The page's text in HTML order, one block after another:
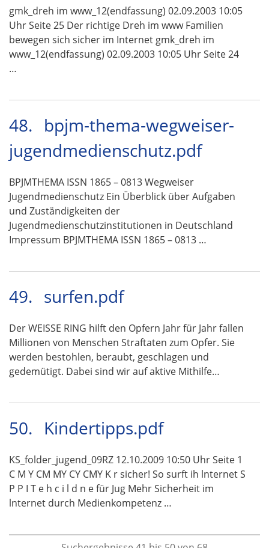
gmk_dreh im www_12(endfassung) 02.09.2003 10:05
Uhr Seite 25 Der richtige Dreh im www Familien
bewegen sich sicher im Internet gmk_dreh im
www_12(endfassung) 02.09.2003 10:05 Uhr Seite 24
…
48. bpjm-thema-wegweiser-
jugendmedienschutz.pdf
BPJMTHEMA ISSN 1865 – 0813 Wegweiser
Jugendmedienschutz Ein Überblick über Aufgaben
und Zuständigkeiten der
Jugendmedienschutzinstitutionen in Deutschland
Impressum BPJMTHEMA ISSN 1865 – 0813 …
49. surfen.pdf
Der WEISSE RING hilft den Opfern Jahr für Jahr fallen
Millionen von Menschen Straftaten zum Opfer. Sie
werden bestohlen, beraubt, geschlagen und
gedemütigt. Dabei sind wir auf aktive Mithilfe…
50. Kindertipps.pdf
KS_folder_jugend_09RZ 12.10.2009 10:50 Uhr Seite 1
C M Y CM MY CY CMY K r sicher! So surft ih lnternet S
P P I T e h c i l d n e für Jug Mehr Sicherheit im
lnternet durch Medienkompetenz …